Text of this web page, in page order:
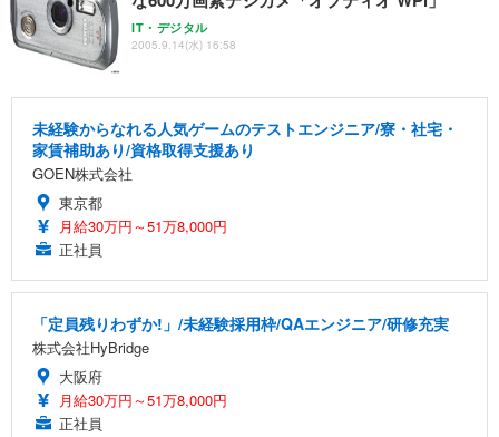
IT・デジタル
2005.9.14(水) 16:58
未経験からなれる人気ゲームのテストエンジニア/寮・社宅・
家賃補助あり/資格取得支援あり
GOEN株式会社
東京都
月給30万円～51万8,000円
正社員
「定員残りわずか!」/未経験採用枠/QAエンジニア/研修充実
株式会社HyBridge
大阪府
月給30万円～51万8,000円
正社員